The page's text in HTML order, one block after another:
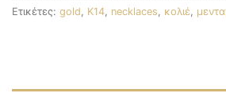
Ετικέτες: gold K14 necklaces κολιέ